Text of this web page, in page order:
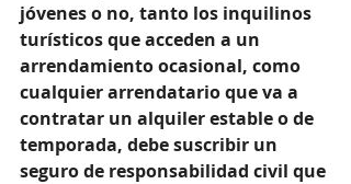
jóvenes o no, tanto los inquilinos
turísticos que acceden a un
arrendamiento ocasional, como
cualquier arrendatario que va a
contratar un alquiler estable o de
temporada, debe suscribir un
seguro de responsabilidad civil que